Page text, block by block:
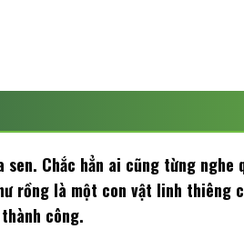
Chắc hẳn ai cũng từng
rồng là một con vật linh thiêng
công.